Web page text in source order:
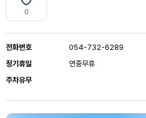
0
전화번호
054-732-6289
정기휴일
연중무휴
주차유무